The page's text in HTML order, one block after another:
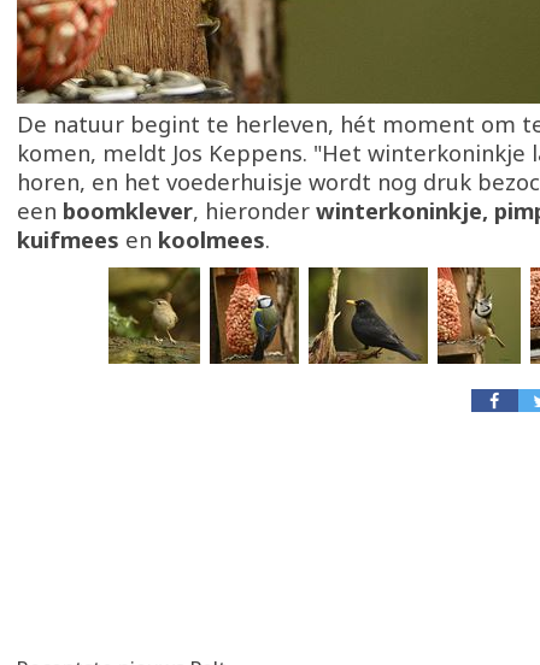
De natuur begint te herleven, hét moment om
komen, meldt Jos Keppens. "Het winterkoninkje
horen, en het voederhuisje wordt nog druk
een boomklever, hieronder winterkoninkje,
kuifmees en koolmees.